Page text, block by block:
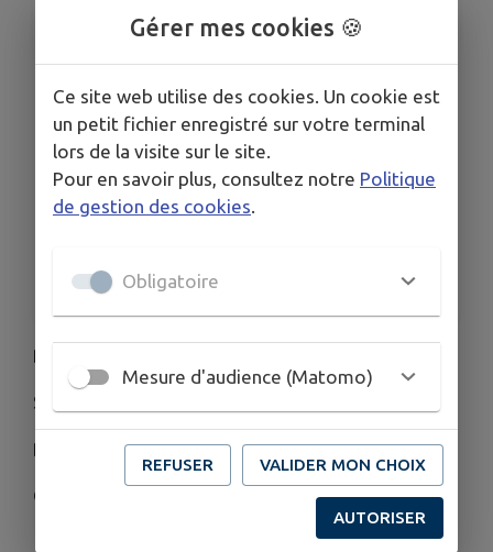
Bar associatif "Bar & Vous", 54 rue du Presbytère,
Le jeu. 4 juin
HORAIRES
De 10h à 17h
TARIFS
Gratuit
Familles Rurales
Bal dansant 🕺
Stands de partenaires locaux du bien-vieillir
Buvette et restauration sur place 🍱🍹
Ouvert à tous
Gérer mes cookies 🍪
Ce site web utilise des cookies. Un cookie est
un petit fichier enregistré sur votre terminal
lors de la visite sur le site.
Pour en savoir plus, consultez notre Politique
de gestion des cookies
Obligatoire
Mesure d'audience (Matomo)
REFUSER VALIDER MON CHOIX
AUTORISER